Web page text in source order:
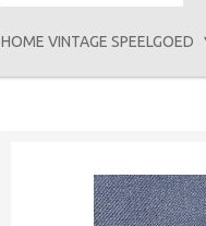
HOME VINTAGE SPEELGOED